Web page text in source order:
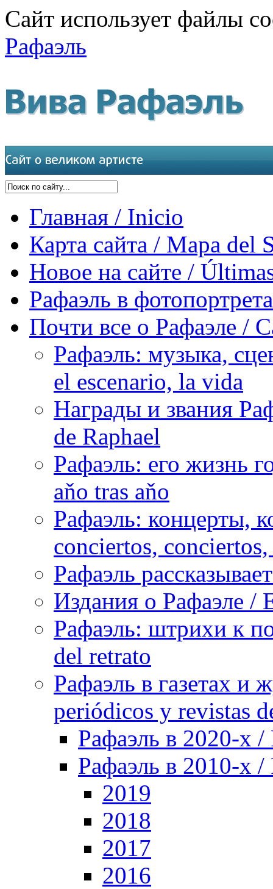
Сайт использует файлы
Рафаэль
Главная / Inicio
Карта сайта / Mapa del
Новое на сайте /
Рафаэль в
Почти все о Рафаэле /
Рафаэль: музыка,
el escenario, la vida
Награды и звания
de Raphael
Рафаэль: его жизнь
aňo tras aňo
Рафаэль: концерты,
conciertos,
Рафаэль
Издания о Рафаэле /
Рафаэль: штрихи к
del retrato
Рафаэль в газетах и
periódicos y revistas
Рафаэль в 2020-х /
Рафаэль в 2010-х /
2019
2018
2017
2016